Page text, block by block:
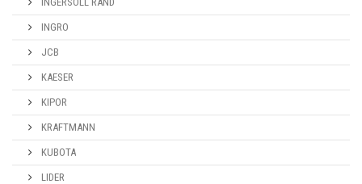
INGRO
JCB
KAESER
KIPOR
KRAFTMANN
KUBOTA
LIDER